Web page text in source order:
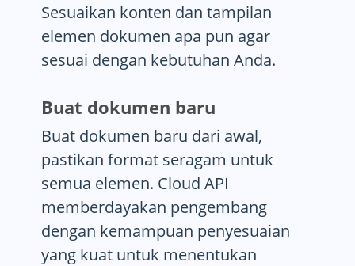
Sesuaikan konten dan tampilan
elemen dokumen apa pun agar
sesuai dengan kebutuhan Anda.
Buat dokumen baru
Buat dokumen baru dari awal,
pastikan format seragam untuk
semua elemen. Cloud API
memberdayakan pengembang
dengan kemampuan penyesuaian
yang kuat untuk menentukan